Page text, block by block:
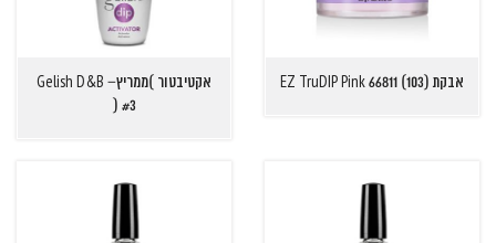
אבקת EZ TruDIP Pink 66811 (103)
אקטיבטור )ממריץGelish D&B –
#3 (